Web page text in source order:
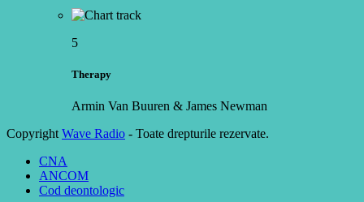
5
Therapy
Armin Van Buuren & James Newman
Copyright Wave Radio - Toate drepturile rezervate.
CNA
ANCOM
Cod deontologic